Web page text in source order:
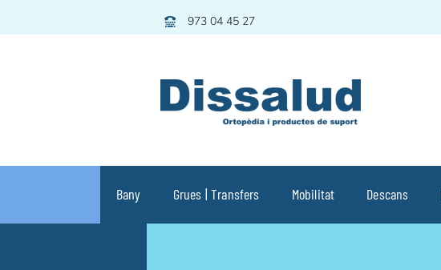
to
973 04 45 27
Bany Grues | Transfers Mobilitat Descans